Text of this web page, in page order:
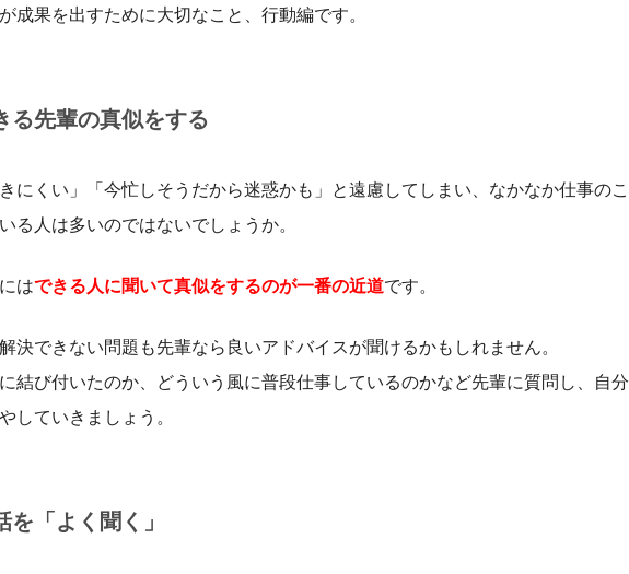
成果を出すために大切なこと、行動編です。
る先輩の真似をする
きにくい」「今忙しそうだから迷惑かも」と遠慮してしまい、なかなか仕事のこ
る人は多いのではないでしょうか。
はできる人に聞いて真似をするのが一番の近道です。
決できない問題も先輩なら良いアドバイスが聞けるかもしれません。
結び付いたのか、どういう風に普段仕事しているのかなど先輩に質問し、自分
していきましょう。
を「よく聞く」